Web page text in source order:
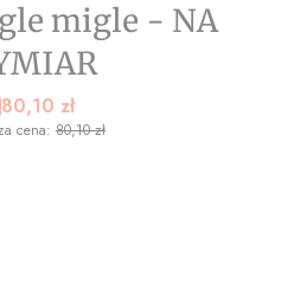
migle - NA
Cena promocyjna
80,10 zł
cena: 80,10 zł